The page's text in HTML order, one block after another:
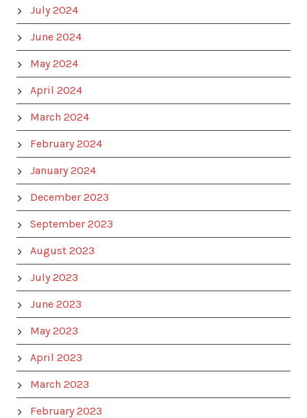
July 2024
June 2024
May 2024
April 2024
March 2024
February 2024
January 2024
December 2023
September 2023
August 2023
July 2023
June 2023
May 2023
April 2023
March 2023
February 2023